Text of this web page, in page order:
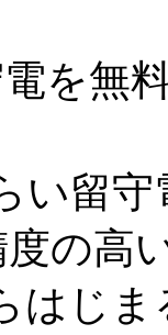
を無
い留
の高
はじ